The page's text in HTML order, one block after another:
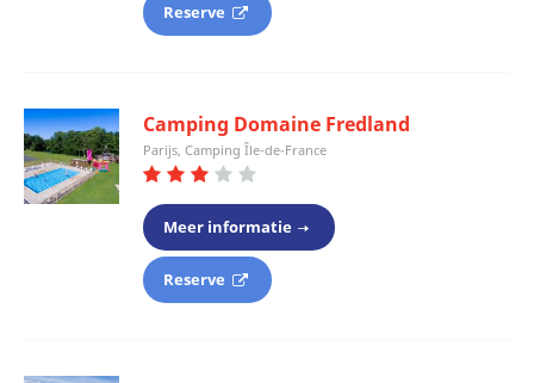
Reserve
Camping Domaine Fredland
Parijs, Camping Île-de-France
Meer informatie
Reserve